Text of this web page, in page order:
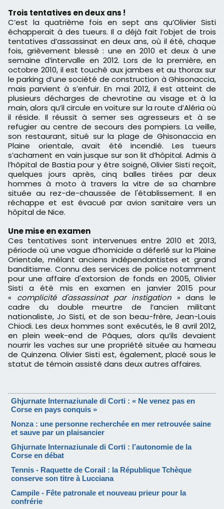
Trois tentatives en deux ans !
C’est la quatrième fois en sept ans qu’Olivier Sisti
échapperait à des tueurs. Il a déjà fait l’objet de trois
tentatives d’assassinat en deux ans, où il été, chaque
fois, grièvement blessé : une en 2010 et deux à une
semaine d’intervalle en 2012. Lors de la première, en
octobre 2010, il est touché aux jambes et au thorax sur
le parking d’une société de construction à Ghisonaccia,
mais parvient à s’enfuir. En mai 2012, il est atteint de
plusieurs décharges de chevrotine au visage et à la
main, alors qu’il circule en voiture sur la route d’Aléria où
il réside. Il réussit à semer ses agresseurs et à se
refugier au centre de secours des pompiers. La veille,
son restaurant, situé sur la plage de Ghisonaccia en
Plaine orientale, avait été incendié. Les tueurs
s’acharnent en vain jusque sur son lit d’hôpital. Admis à
l’hôpital de Bastia pour y être soigné, Olivier Sisti reçoit,
quelques jours après, cinq balles tirées par deux
hommes à moto à travers la vitre de sa chambre
située au rez-de-chaussée de l'établissement. Il en
réchappe et est évacué par avion sanitaire vers un
hôpital de Nice.
Une mise en examen
Ces tentatives sont intervenues entre 2010 et 2013,
période où une vague d’homicide a déferlé sur la Plaine
Orientale, mêlant anciens indépendantistes et grand
banditisme. Connu des services de police notamment
pour une affaire d'extorsion de fonds en 2005, Olivier
Sisti a été mis en examen en janvier 2015 pour
« complicité d'assassinat par instigation » dans le
cadre du double meurtre de l’ancien militant
nationaliste, Jo Sisti, et de son beau-frère, Jean-Louis
Chiodi. Les deux hommes sont exécutés, le 8 avril 2012,
en plein week-end de Pâques, alors qu’ils devaient
nourrir les vaches sur une propriété située au hameau
de Quinzena. Olivier Sisti est, également, placé sous le
statut de témoin assisté dans deux autres affaires.
Ghjurnate Internaziunale di Corti : « Ne venez pas en
Corse en pays conquis »
Nonza : une personne recherchée en mer retrouvée saine
et sauve par un plaisancier
Ghjurnate Internaziunale di Corti : l’autonomie de la
Corse en débat
Tennis - Raquette de Corail : la République Tchèque
conserve son titre à Lucciana
Campile - Fête patronale et nouveau prieur pour la
confrérie